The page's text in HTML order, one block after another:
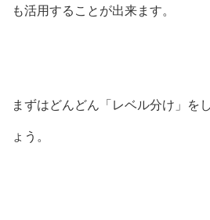
も活用することが出来ます。
まずはどんどん「レベル分け」を
ょう。